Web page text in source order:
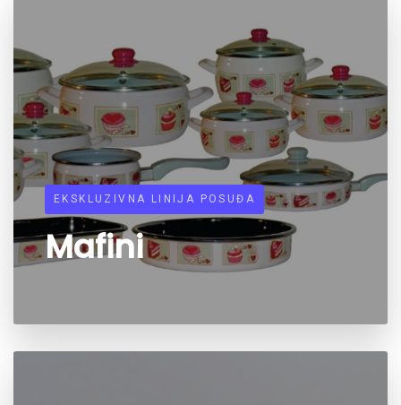
EKSKLUZIVNA LINIJA POSUĐA
Mafini